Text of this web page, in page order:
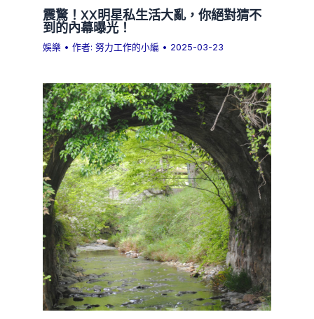
震驚！XX明星私生活大亂，你絕對猜不
到的內幕曝光！
娛樂 • 作者:努力工作的小編 • 2025-03-23